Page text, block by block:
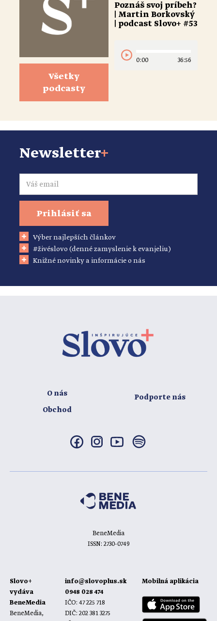
Všetky
podcasty
Poznáš svoj príbeh?
| Martin Borkovský
| podcast Slovo+ #53
0:00 36:56
Newsletter+
Email
Prihlásiť sa
Výber najlepších článkov
#živéslovo (denné zamyslenie k evanjeliu)
Knižné novinky a informácie o nás
O nás
Obchod
Podporte nás
BeneMedia
ISSN: 2730-0749
Slovo+
vydáva
BeneMedia
BeneMedia,
info@slovoplus.sk
0948 028 474
IČO: 47 225 718
DIČ: 202 381 3275
Mobilná aplikácia